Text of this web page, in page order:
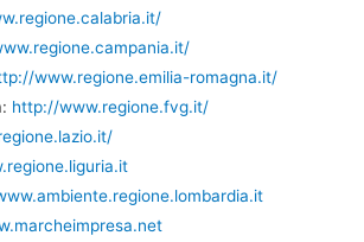
www.regione.emilia-romagna.it/
http://www.regione.fvg.it/